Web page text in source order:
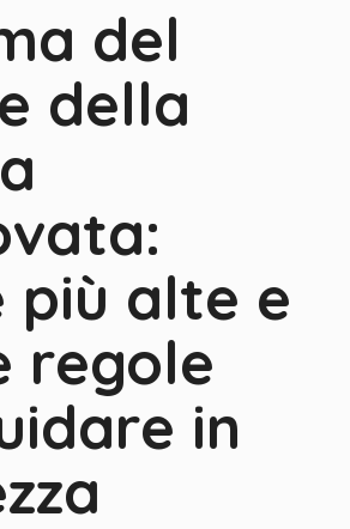
del
della
più alte e
regole
in